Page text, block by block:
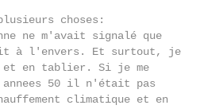
choses:
ne m'avait signalé que
à l'envers. Et surtout, je
et en tablier. Si je me
annees 50 il n'était pas
climatique et en